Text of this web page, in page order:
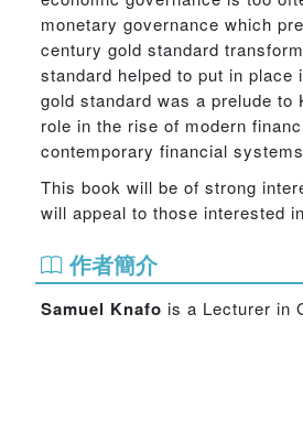
monetary governance which
century gold standard
standard helped to put in
gold standard was a prelude
role in the rise of modern
contemporary financial
This book will be of strong
will appeal to those interested
作者簡介
Samuel Knafo is a Lecturer in